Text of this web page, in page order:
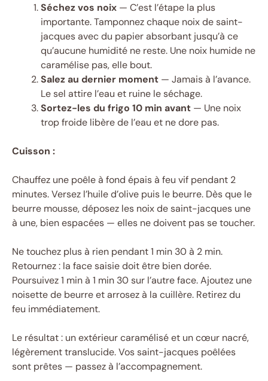
Séchez vos noix — C’est l’étape la plus
importante. Tamponnez chaque noix de saint-
jacques avec du papier absorbant jusqu’à ce
qu’aucune humidité ne reste. Une noix humide ne
caramélise pas, elle bout.
Salez au dernier moment — Jamais à l’avance.
Le sel attire l’eau et ruine le séchage.
Sortez-les du frigo 10 min avant — Une noix
trop froide libère de l’eau et ne dore pas.
Cuisson :
Chauffez une poêle à fond épais à feu vif pendant 2
minutes. Versez l’huile d’olive puis le beurre. Dès que le
beurre mousse, déposez les noix de saint-jacques une
à une, bien espacées — elles ne doivent pas se toucher.
Ne touchez plus à rien pendant 1 min 30 à 2 min.
Retournez : la face saisie doit être bien dorée.
Poursuivez 1 min à 1 min 30 sur l’autre face. Ajoutez une
noisette de beurre et arrosez à la cuillère. Retirez du
feu immédiatement.
Le résultat : un extérieur caramélisé et un cœur nacré,
légèrement translucide. Vos saint-jacques poêlées
sont prêtes — passez à l’accompagnement.